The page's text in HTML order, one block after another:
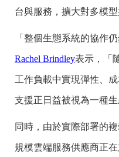
台與服務，擴大對多模型
「整個生態系統的協作
Rachel Brindley表示，「
工作負載中實現彈性、
支援正日益被視為一種
同時，由於實際部署的
規模雲端服務供應商正